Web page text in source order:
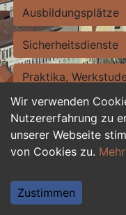
Wir verwenden
Nutzererfahrung zu
unserer Webseite
von Cookies zu.
Zustimmen
Ausbildungsplätze
Sicherheitsdienste
Praktika,
Personalwesen
Hilfskräfte,
Weiterbildung,